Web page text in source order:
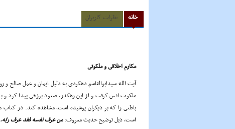
خانه نظرات کاربران
مکارم اخلاقى و ملکوتى
آیت الله سیدابوالقاسم دهکردى به دلیل ایمان و عمل صالح و
ملکوت انس گرفت و از این رهگذر، صعود برزخى پیدا کرد و
باطنى را که بر دیگران پوشیده است، مشاهده کند. در کتاب
است، ذیل توضیح حدیث معروف:من عرف نفسه فقد عرف ربّه.